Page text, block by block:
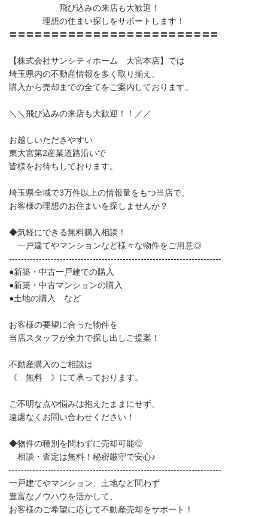
飛び込みの来店も大歓迎！
理想の住まい探しをサポートします！
〓〓〓〓〓〓〓〓〓〓〓〓〓〓〓〓〓〓〓〓〓〓〓〓〓
【株式会社サンシティホーム 大宮本店】では
埼玉県内の不動産情報を多く取り揃え、
購入から売却までの全てをご案内しております。
＼＼飛び込みの来店も大歓迎！！／／
お越しいただきやすい
東大宮第2産業道路沿いで
皆様をお待ちしております。
埼玉県全域で3万件以上の情報量をもつ当店で、
お客様の理想のお住まいを探しませんか？
◆気軽にできる無料購入相談！
一戸建てやマンションなど様々な物件をご用意◎
-----------------------------------------------------------------------
●新築・中古一戸建ての購入
●新築・中古マンションの購入
●土地の購入 など
お客様の要望に合った物件を
当店スタッフが全力で探し出しご提案！
不動産購入のご相談は
《 無料 》にて承っております。
ご不明な点や悩みは抱えたままにせず、
遠慮なくお問い合わせください！
◆物件の種別を問わずに売却可能◎
相談・査定は無料！秘密厳守で安心♪
-----------------------------------------------------------------------
一戸建てやマンション、土地など問わず
豊富なノウハウを活かして、
お客様のご希望に応じて不動産売却をサポート！